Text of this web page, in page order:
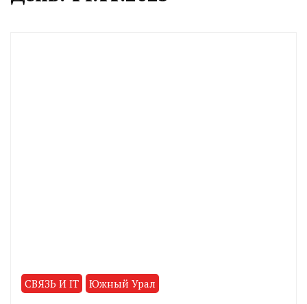
СВЯЗЬ И IT Южный Урал